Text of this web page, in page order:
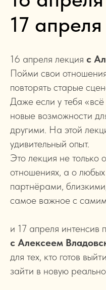
17
16 апреля лекция с
Пойми свои
повторять старые
Даже если у тебя
новые возможности
другими. На этой
удивительный опыт.
Это лекция не только
отношениях, а о
партнёрами,
самое важное с
и 17 апреля интенсив
с Алексеем
для тех, кто готов
зайти в новую